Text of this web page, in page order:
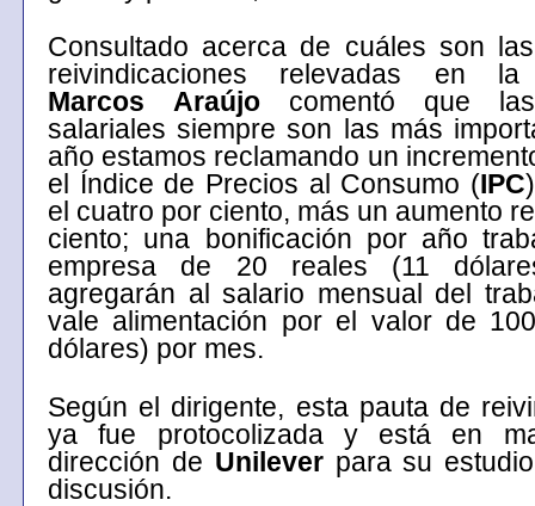
Consultado acerca de cuáles son
reivindicaciones relevadas en la
Marcos
Araújo comentó que
salariales siempre son las más
año estamos reclamando un
el Índice de Precios al Consumo (IPC
el cuatro por ciento, más un aumento
ciento; una bonificación por año
empresa de 20 reales (11
agregarán al salario mensual del
vale alimentación por el valor de
dólares) por mes.
Según el dirigente, esta pauta de
ya fue protocolizada y está en
dirección de Unileverpara su
discusión.